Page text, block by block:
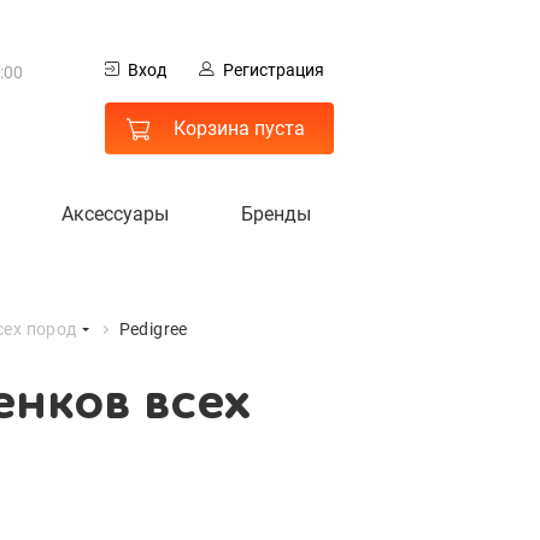
Вход Регистрация
Корзина пуста
Аксессуары Бренды
пород Pedigree
всех